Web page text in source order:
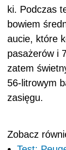
ki. Podczas
bowiem
aucie, które
pasażerów i
zatem
56-litrowym
zasięgu.
Zobacz